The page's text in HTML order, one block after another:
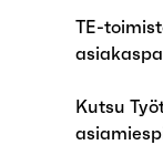
TE-
Kutsu